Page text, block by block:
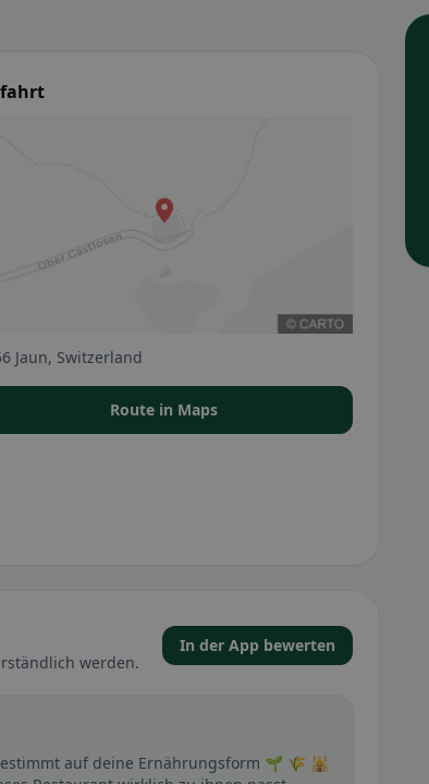
Jaun, Switzerland
Route in Maps
werden.
In der App bewerten
auf deine Ernährungsform 🌱 🌾 🕌